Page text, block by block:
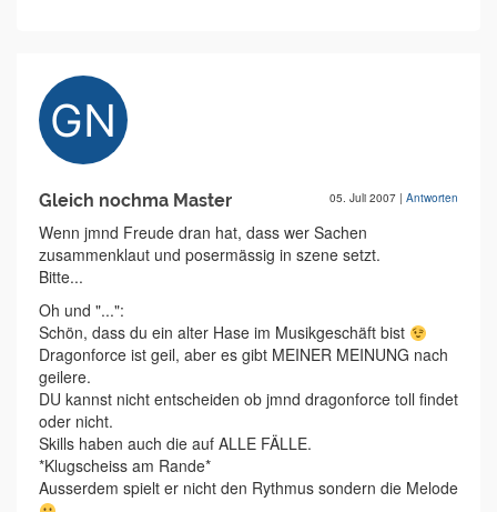
Gleich nochma Master 05. Juli 2007 | Antworten
Wenn jmnd Freude dran hat, dass wer Sachen
zusammenklaut und posermässig in szene setzt.
Bitte...
Oh und "...":
Schön, dass du ein alter Hase im Musikgeschäft bist
Dragonforce ist geil, aber es gibt MEINER MEINUNG nach
geilere.
DU kannst nicht entscheiden ob jmnd dragonforce toll findet
oder nicht.
Skills haben auch die auf ALLE FÄLLE.
*Klugscheiss am Rande*
Ausserdem spielt er nicht den Rythmus sondern die Melode